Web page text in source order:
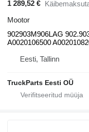
1 289,52 €
Mootor
902903M906LAG
A0020106500
Eesti, Tallinn
TruckParts Eesti OÜ